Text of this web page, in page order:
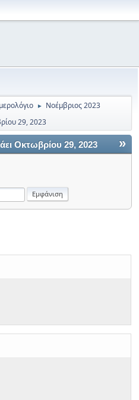
► Νοέμβριος 2023
29, 2023
»
Οκτωβρίου 29, 2023